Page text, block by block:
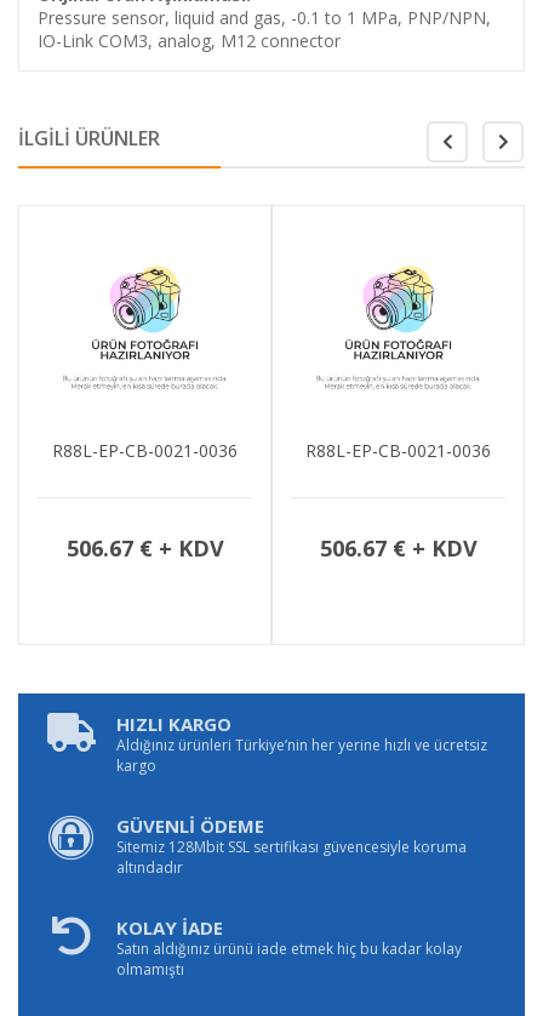
Pressure sensor, liquid and gas, -0.1 to 1 MPa, PNP/NPN,
IO-Link COM3, analog, M12 connector
İLGİLİ ÜRÜNLER
R88L-EP-CB-0021-0036
506.67 € + KDV
R88L-EP-CB-0021-0036
506.67 € + KDV
HIZLI KARGO
Aldığınız ürünleri Türkiye’nin her yerine hızlı ve ücretsiz
kargo
GÜVENLİ ÖDEME
Sitemiz 128Mbit SSL sertifikası güvencesiyle koruma
altındadır
KOLAY İADE
Satın aldığınız ürünü iade etmek hiç bu kadar kolay
olmamıştı